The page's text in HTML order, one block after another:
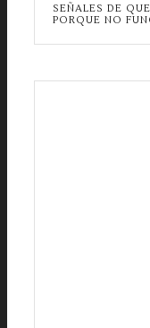
SEÑALES DE
PORQUE NO